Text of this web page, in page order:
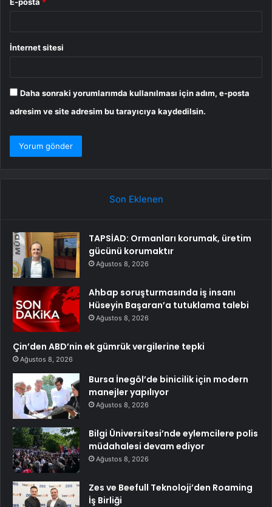
İnternet sitesi
Daha sonraki yorumlarımda kullanılması için adım, e-posta
adresim ve site adresim bu tarayıcıya kaydedilsin.
Son Eklenen
TAPSİAD: Ormanları korumak, üretim
gücünü korumaktır
Ağustos 8, 2026
Ahbap soruşturmasında iş insanı
Hüseyin Başaran’a tutuklama talebi
Ağustos 8, 2026
Çin’den ABD’nin ek gümrük vergilerine tepki
Ağustos 8, 2026
Bursa İnegöl’de binicilik için modern
manejler yapılıyor
Ağustos 8, 2026
Bilgi Üniversitesi’nde eylemcilere polis
müdahalesi devam ediyor
Ağustos 8, 2026
Zes ve Beefull Teknoloji’den Roaming
İş Birliği